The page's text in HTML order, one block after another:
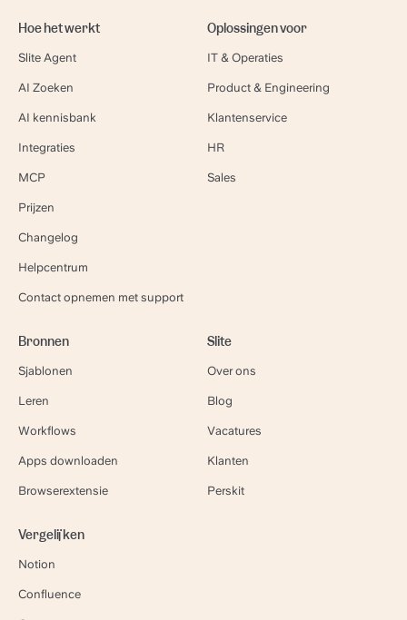
Hoe het werkt
Slite Agent
AI Zoeken
AI kennisbank
Integraties
MCP
Prijzen
Changelog
Helpcentrum
Contact opnemen met support
Oplossingen voor
IT & Operaties
Product & Engineering
Klantenservice
HR
Sales
Bronnen
Sjablonen
Leren
Workflows
Apps downloaden
Browserextensie
Slite
Over ons
Blog
Vacatures
Klanten
Perskit
Vergelijken
Notion
Confluence